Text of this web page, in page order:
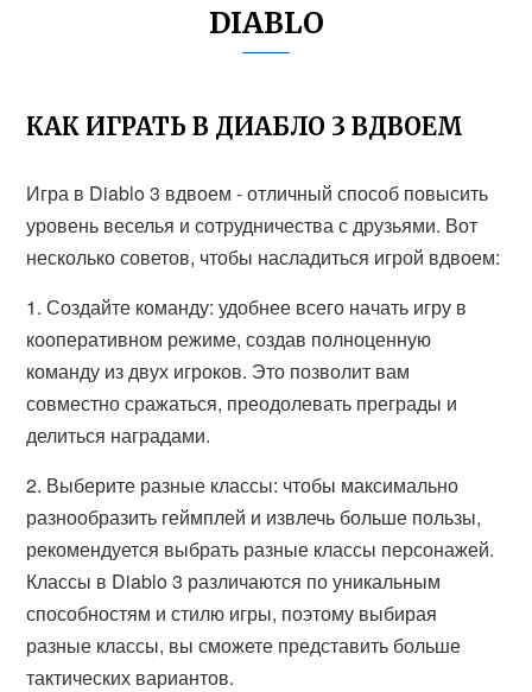
DIABLO
КАК ИГРАТЬ В ДИАБЛО 3 ВДВОЕМ
Игра в Diablo 3 вдвоем - отличный способ повысить
уровень веселья и сотрудничества с друзьями. Вот
несколько советов, чтобы насладиться игрой вдвоем:
1. Создайте команду: удобнее всего начать игру в
кооперативном режиме, создав полноценную
команду из двух игроков. Это позволит вам
совместно сражаться, преодолевать преграды и
делиться наградами.
2. Выберите разные классы: чтобы максимально
разнообразить геймплей и извлечь больше пользы,
рекомендуется выбрать разные классы персонажей.
Классы в Diablo 3 различаются по уникальным
способностям и стилю игры, поэтому выбирая
разные классы, вы сможете представить больше
тактических вариантов.